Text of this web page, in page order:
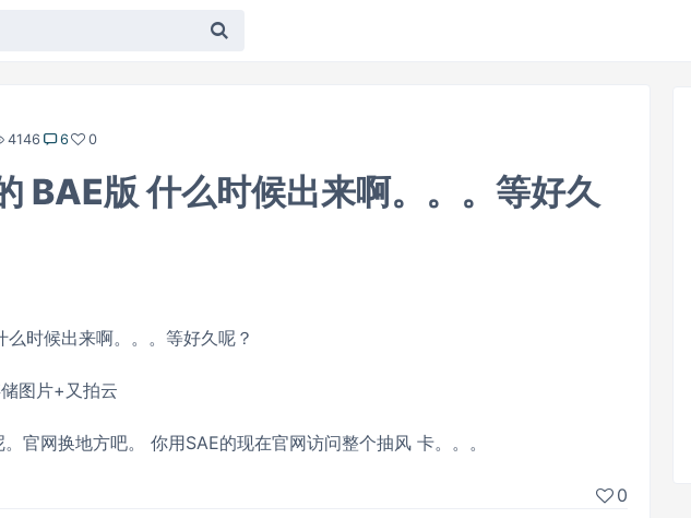
4146 6 0
BAE版 什么时候出来啊。。。等好久
么时候出来啊。。。等好久呢？
图片+又拍云
官网换地方吧。 你用SAE的现在官网访问整个抽风 卡。。。
0